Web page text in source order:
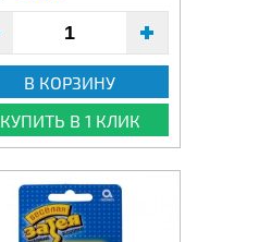
В КОРЗИНУ
КУПИТЬ В 1 КЛИК